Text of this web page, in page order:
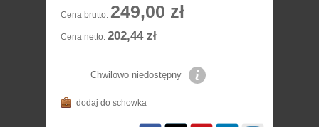
Cena brutto: 249,00 zł
Cena netto: 202,44 zł
Chwilowo niedostępny
dodaj do schowka